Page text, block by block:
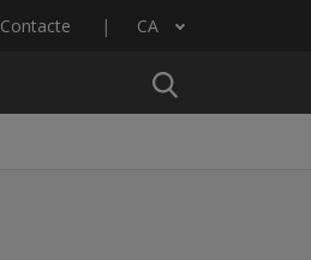
Contacte CA
Llista les accions addicionals